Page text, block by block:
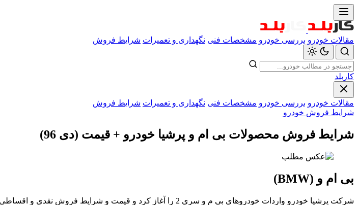
مقالات خودرو بررسی خودرو مشخصات فنی نگهداری و تعمیرات شرایط فروش
کاربلد
مقالات خودرو بررسی خودرو مشخصات فنی نگهداری و تعمیرات شرایط فروش
شرایط فروش خودرو
شرایط فروش محصولات بی ام و پرشیا خودرو + قیمت (دی 96)
بی ام و (BMW)
شرکت پرشیا خودرو واردات خودروهای بی م و سری 2 را آغاز کرد و قیمت و شرایط فروش نقدی و اقساطی محصولات خود را ویژه دی 96 از امروز آغاز کرد.